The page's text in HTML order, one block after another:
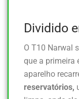
Dividido
O T10 Narwal
que a primeira
aparelho
reservatórios,